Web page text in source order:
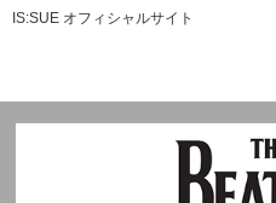
IS:SUE オフィシャルサイト